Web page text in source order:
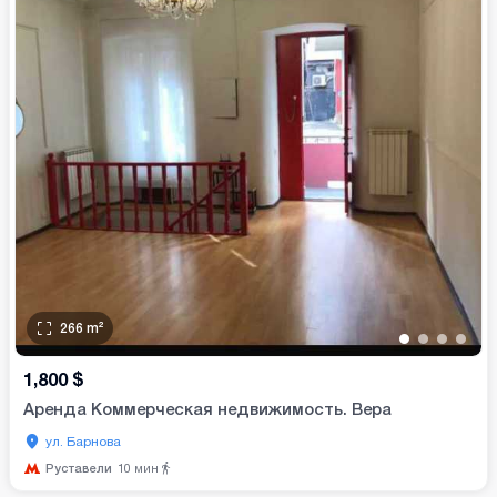
••••
266 m²
1,800 $
Аренда Коммерческая недвижимость. Вера
ул. Барнова
Руставели 10 мин